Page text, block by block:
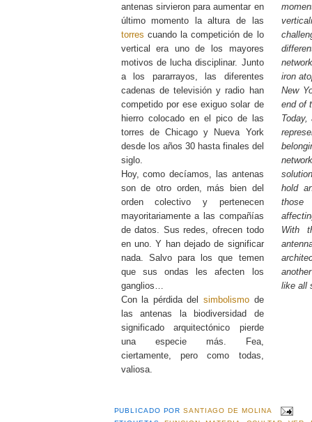
antenas sirvieron para aumentar en
último momento la altura de las
torres cuando la competición de lo
vertical era uno de los mayores
motivos de lucha disciplinar. Junto
a los pararrayos, las diferentes
cadenas de televisión y radio han
competido por ese exiguo solar de
hierro colocado en el pico de las
torres de Chicago y Nueva York
desde los años 30 hasta finales del
siglo.
Hoy, como decíamos, las antenas
son de otro orden, más bien del
orden colectivo y pertenecen
mayoritariamente a las compañías
de datos. Sus redes, ofrecen todo
en uno. Y han dejado de significar
nada. Salvo para los que temen
que sus ondas les afecten los
ganglios…
Con la pérdida delsimbolismo de
las antenas la biodiversidad de
significado arquitectónico pierde
una especie más. Fea,
ciertamente, pero como todas,
valiosa.
iron
New
end of
hold
With
like all
PUBLICADO PORSANTIAGO DE MOLINA